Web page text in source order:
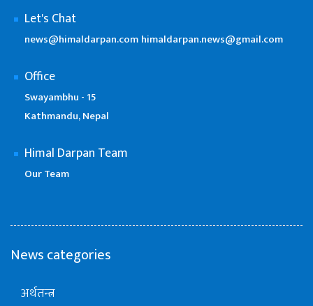
Let's Chat
news@himaldarpan.com himaldarpan.news@gmail.com
Office
Swayambhu - 15
Kathmandu, Nepal
Himal Darpan Team
Our Team
News categories
अर्थतन्त्र